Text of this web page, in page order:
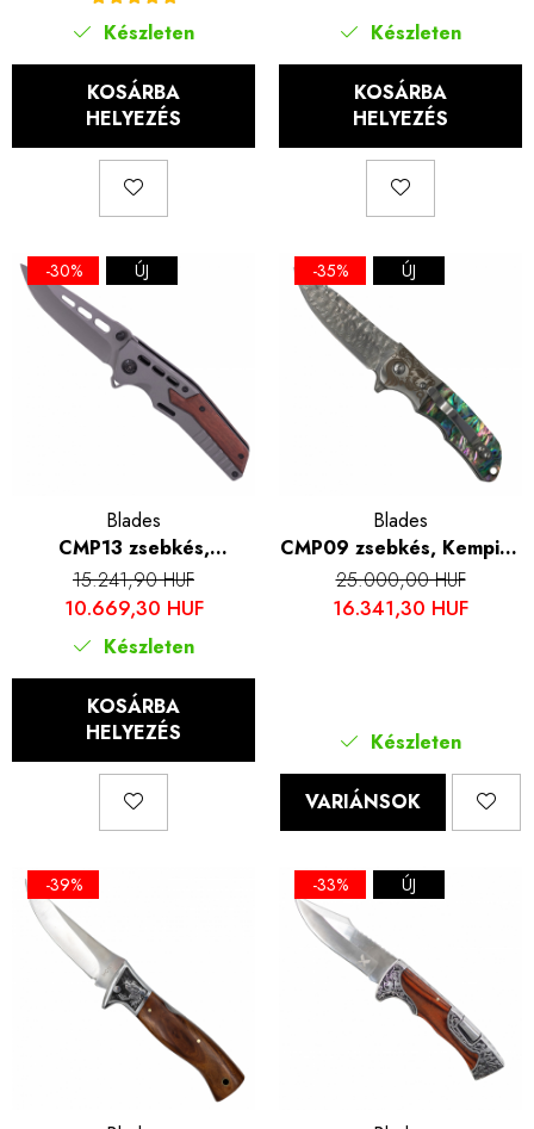
Készleten
KOSÁRBA
HELYEZÉS
Készleten
KOSÁRBA
HELYEZÉS
-30% ÚJ
Blades
CMP13 zsebkés,
kempingezés és túrázás,
rozsdamentes acél 420,
15.241,90 HUF
10.669,30 HUF
Készleten
KOSÁRBA
HELYEZÉS
-35% ÚJ
Blades
CMP09 zsebkés, Kemping
és túrázás, damaszkuszi
acél VG10 mag, barna
25.000,00 HUF
16.341,30 HUF
Készleten
VARIÁNSOK
-39% -33% ÚJ